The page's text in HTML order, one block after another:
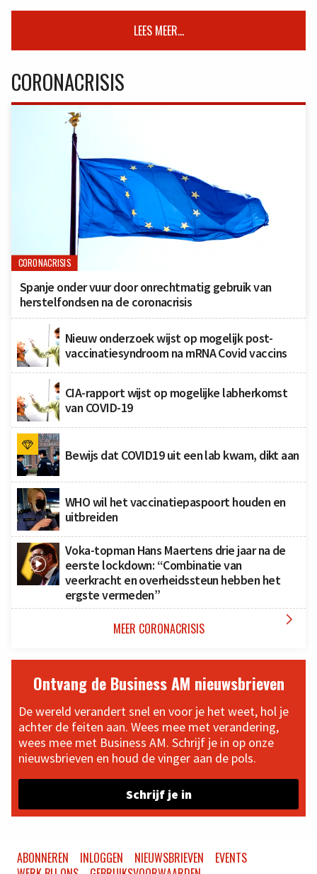
LEES MEER...
CORONACRISIS
CORONACRISIS
Spanje onder vuur door onrechtmatig gebruik van
herstelfondsen na de coronacrisis
Nieuw onderzoek wijst op mogelijk post-
vaccinatiesyndroom na mRNA Covid vaccins
CIA-rapport wijst op mogelijke labherkomst
van COVID-19
Bewijs dat COVID19 uit een lab kwam, dikt aan
WHO wil het vaccinatiepaspoort houden en
uitbreiden
Voka-topman Hans Maertens drie jaar na de
eerste lockdown: “Combinatie van
veerkracht en overheidssteun hebben het
ergste vermeden”
MEER CORONACRISIS 
Ontvang de Business AM nieuwsbrieven
De wereld verandert snel en voor je het weet, hol je
achter de feiten aan. Wees mee met verandering,
wees mee met Business AM. Schrijf je in op onze
nieuwsbrieven en houd de vinger aan de pols.
Schrijf je in
ABONNEREN INLOGGEN NIEUWSBRIEVEN
EVENTS